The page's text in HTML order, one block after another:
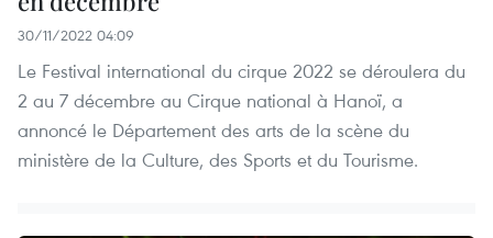
30/11/2022 04:09
Le Festival international du cirque 2022 se déroulera du
2 au 7 décembre au Cirque national à Hanoï, a
annoncé le Département des arts de la scène du
ministère de la Culture, des Sports et du Tourisme.